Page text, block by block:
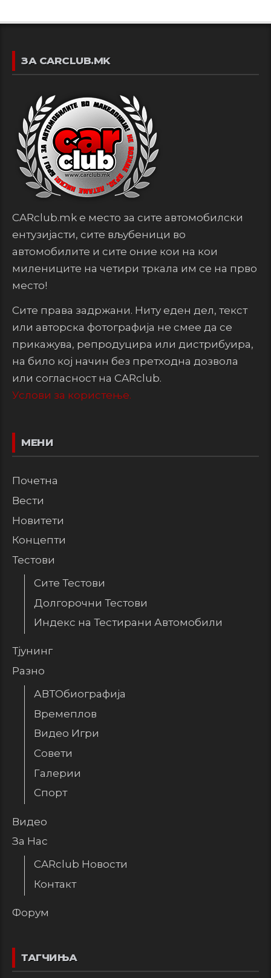
ЗА CARCLUB.MK
CARclub.mk е место за сите автомобилски
ентузијасти, сите вљубеници во
автомобилите и сите оние кои на кои
милениците на четири тркала им се на прво
место!
Сите права задржани. Ниту еден дел, текст
или авторска фотографија не смее да се
прикажува, репродуцира или дистрибуира,
на било кој начин без претходна дозвола
или согласност на CARclub.
Услови за користење.
МЕНИ
Почетна
Вести
Новитети
Концепти
Тестови
Сите Тестови
Долгорочни Тестови
Индекс на Тестирани Автомобили
Тјунинг
Разно
АВТОбиографија
Времеплов
Видео Игри
Совети
Галерии
Спорт
Видео
За Нас
CARclub Новости
Контакт
Форум
ТАГЧИЊА